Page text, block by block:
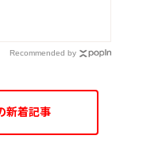
Recommended by
新着記事